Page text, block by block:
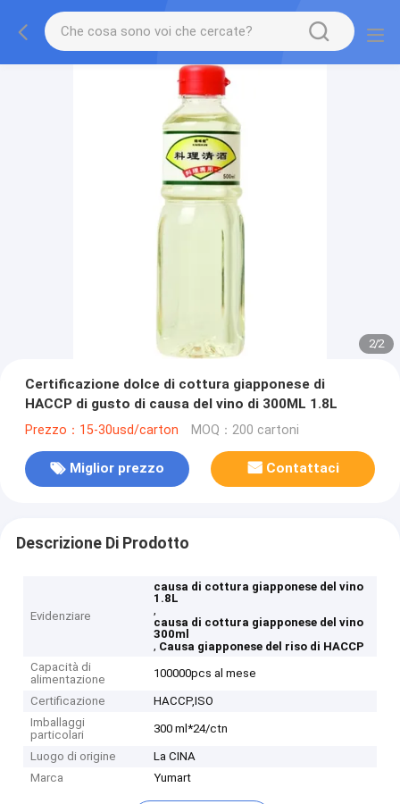
2/2
Certificazione dolce di cottura giapponese di
HACCP di gusto di causa del vino di 300ML 1.8L
Prezzo：15-30usd/carton MOQ：200 cartoni
Miglior prezzo Contattaci
Descrizione Di Prodotto
Evidenziare
causa di cottura giapponese del vino
1.8L
,
causa di cottura giapponese del vino
300ml
, Causa giapponese del riso di HACCP
Capacità di
alimentazione
100000pcs al mese
Certificazione
HACCP,ISO
Imballaggi
particolari
300 ml*24/ctn
Luogo di origine
La CINA
Marca
Yumart